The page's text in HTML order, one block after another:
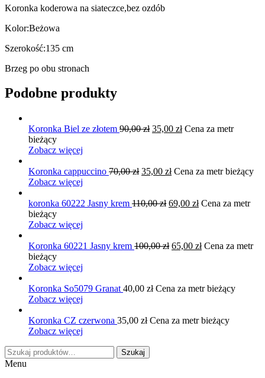
Koronka koderowa na siateczce,bez ozdób
Kolor:Beżowa
Szerokość:135 cm
Brzeg po obu stronach
Podobne produkty
Koronka Biel ze złotem 90,00zł Pierwotna
35,00 złAktualna
Cena za metr
bieżący
Zobacz więcej
Koronka cappuccino 70,00zł Pierwotna
70,00 zł.
35,00 złAktualna
35,00 zł.
Cena za metr bieżący
Zobacz więcej
koronka 60222 Jasny krem 110,00zł Pierwotna
69,00 złAktualna
Cena za metr
bieżący
Zobacz więcej
Koronka 60221 Jasny krem 100,00zł Pierwotna
65,00 złAktualna
Cena za metr
bieżący
Zobacz więcej
Koronka So5079 Granat 40,00 złCena za metr bieżący
Zobacz więcej
Koronka CZ czerwona 35,00 złCena za metr bieżący
Zobacz więcej
Szukaj:
Szukaj
Menu